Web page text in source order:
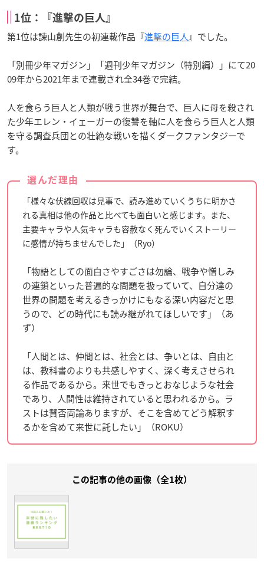
1位：『進撃の巨人』
第1位は諫山創先生の初連載作品『進撃の巨人』でした。
「別冊少年マガジン」「週刊少年マガジン（特別編）」にて20
09年から2021年まで連載され全34巻で完結。
人を食らう巨人と人類が戦う世界が舞台で、巨人に母を殺され
た少年エレン・イェーガーの復讐を軸に人を食らう巨人と人類
を守る調査兵団との壮絶な戦いを描くダークファンタジーで
す。
選んだ理由
「様々な伏線回収は見事で、読み進めていくうちに明かさ
れる真相は他の作品と比べても面白いと感じます。また、
主要キャラや人気キャラも容赦なく死んでいくストーリー
に感情が持ちませんでした」（Ryo）
「物語としての面白さやすごさは勿論、戦争や憎しみ
の連鎖といった普遍的な問題を扱っていて、自分達の
世界の問題を考えるきっかけにもなる深い内容だと思
うので、どの時代にも読み継がれてほしいです」（あ
ず）
「人間とは、仲間とは、社会とは、争いとは、自由と
は、教科書のよりも共感しやすく、深く考えさせられ
る作品であるから。来世でもきっとおなじような社会
であり、人間性は維持されていると思われるから。ラ
ストは賛否両論ありますが、そこを含めてどう解釈す
るかを含めて来世に託したい」（ROKU）
この記事の他の画像（全1枚）